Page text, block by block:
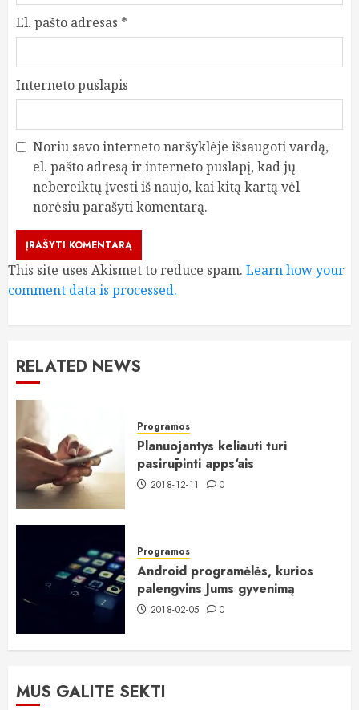
El. pašto adresas *
Interneto puslapis
Noriu savo interneto naršyklėje išsaugoti vardą,
el. pašto adresą ir interneto puslapį, kad jų
nebereiktų įvesti iš naujo, kai kitą kartą vėl
norėsiu parašyti komentarą.
This site uses Akismet to reduce spam. Learn how your
comment data is processed.
RELATED NEWS
Programos
Planuojantys keliauti turi
pasirūpinti apps‘ais
2018-12-11 0
Programos
Android programėlės, kurios
palengvins Jums gyvenimą
2018-02-05 0
MUS GALITE SEKTI